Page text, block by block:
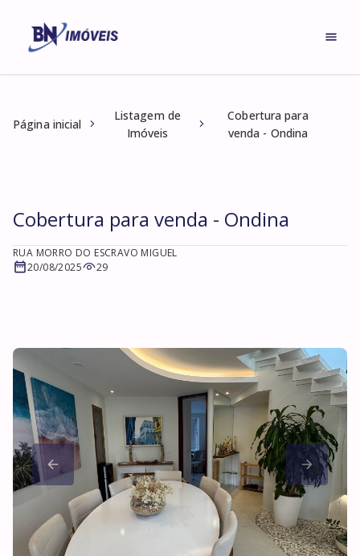
Página inicial
Listagem de
Imóveis
Cobertura para
venda - Ondina
Cobertura para venda - Ondina
RUA MORRO DO ESCRAVO MIGUEL
20/08/2025
29